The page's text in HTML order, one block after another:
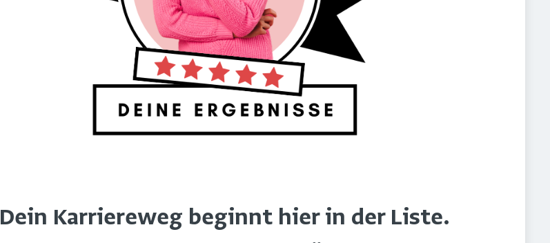
Dein Karriereweg beginnt hier in der Liste.